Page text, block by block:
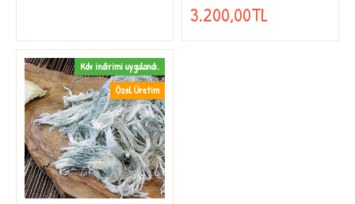
3.200,00TL
Özel Üretim
Kdv indirimi uygulandı.